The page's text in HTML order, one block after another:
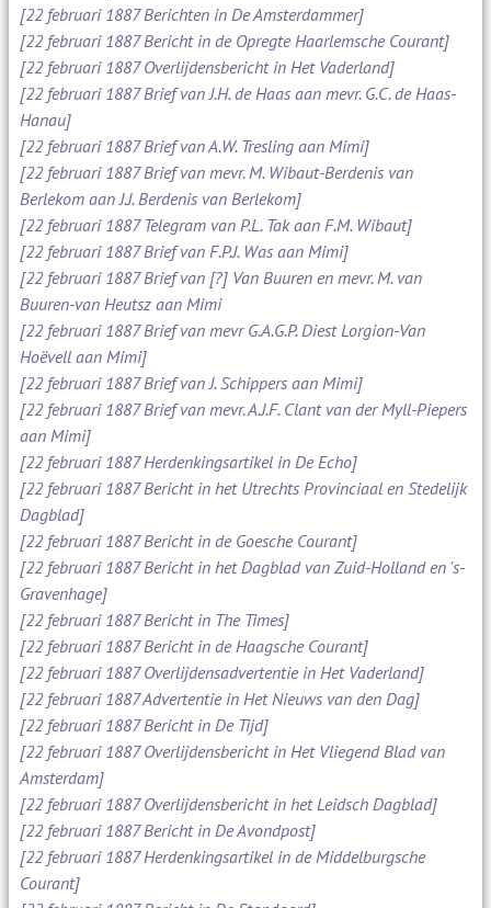
[22 februari 1887 Berichten in De Amsterdammer]
[22 februari 1887 Bericht in de Opregte Haarlemsche Courant]
[22 februari 1887 Overlijdensbericht in Het Vaderland]
[22 februari 1887 Brief van J.H. de Haas aan mevr. G.C. de Haas-
Hanau]
[22 februari 1887 Brief van A.W. Tresling aan Mimi]
[22 februari 1887 Brief van mevr. M. Wibaut-Berdenis van
Berlekom aan J.J. Berdenis van Berlekom]
[22 februari 1887 Telegram van P.L. Tak aan F.M. Wibaut]
[22 februari 1887 Brief van F.P.J. Was aan Mimi]
[22 februari 1887 Brief van [?] Van Buuren en mevr. M. van
Buuren-van Heutsz aan Mimi
[22 februari 1887 Brief van mevr G.A.G.P. Diest Lorgion-Van
Hoëvell aan Mimi]
[22 februari 1887 Brief van J. Schippers aan Mimi]
[22 februari 1887 Brief van mevr. A.J.F. Clant van der Myll-Piepers
aan Mimi]
[22 februari 1887 Herdenkingsartikel in De Echo]
[22 februari 1887 Bericht in het Utrechts Provinciaal en Stedelijk
Dagblad]
[22 februari 1887 Bericht in de Goesche Courant]
[22 februari 1887 Bericht in het Dagblad van Zuid-Holland en 's-
Gravenhage]
[22 februari 1887 Bericht in The Times]
[22 februari 1887 Bericht in de Haagsche Courant]
[22 februari 1887 Overlijdensadvertentie in Het Vaderland]
[22 februari 1887 Advertentie in Het Nieuws van den Dag]
[22 februari 1887 Bericht in De Tijd]
[22 februari 1887 Overlijdensbericht in Het Vliegend Blad van
Amsterdam]
[22 februari 1887 Overlijdensbericht in het Leidsch Dagblad]
[22 februari 1887 Bericht in De Avondpost]
[22 februari 1887 Herdenkingsartikel in de Middelburgsche
Courant]